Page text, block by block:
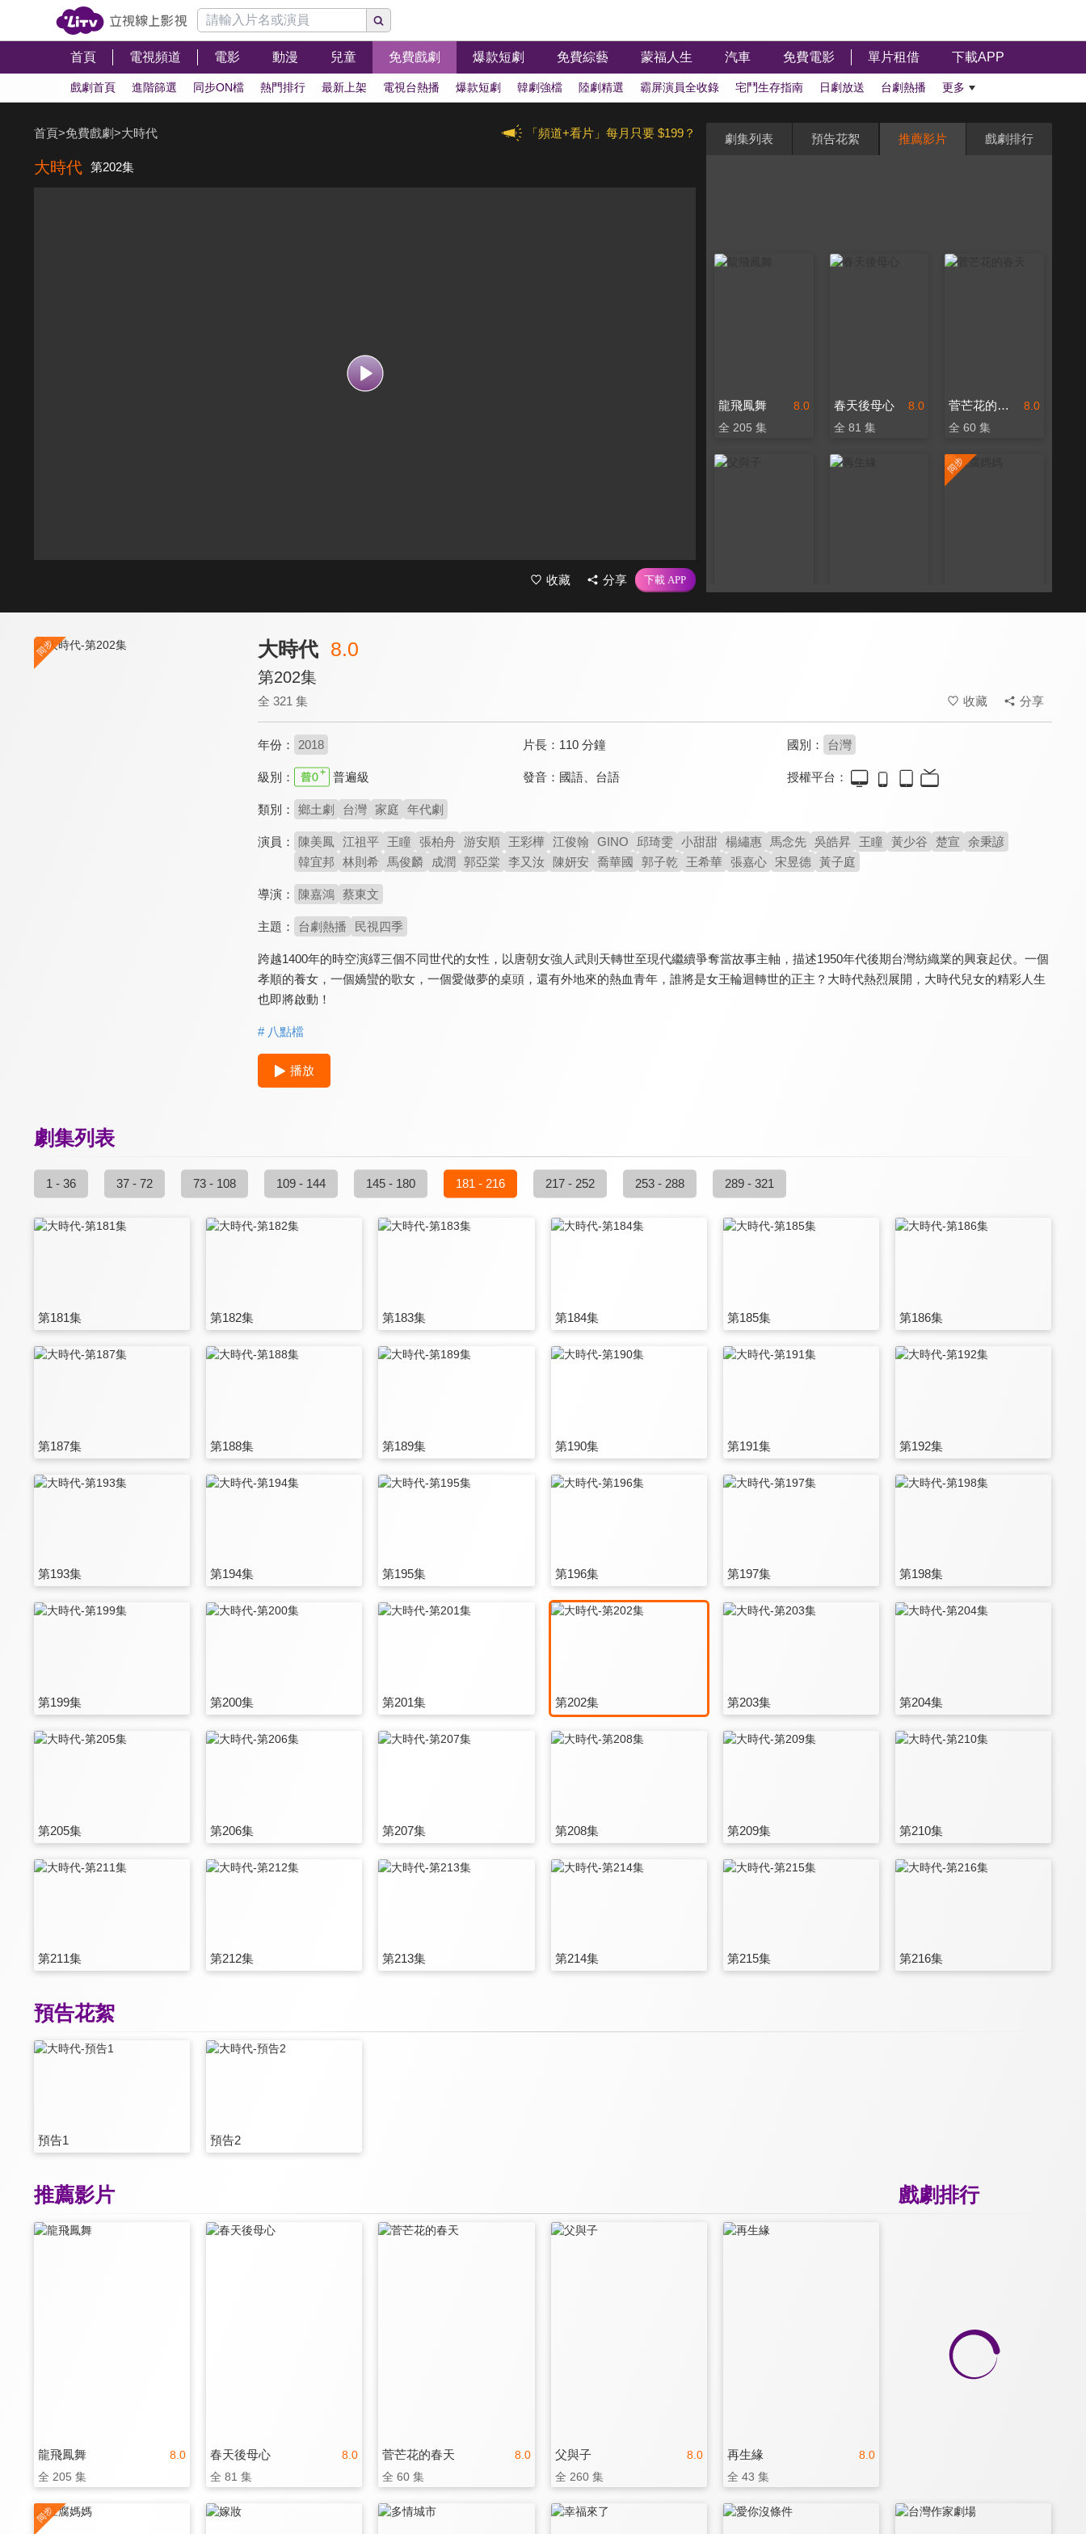
首頁 電視頻道 電影 動漫 兒童 免費戲劇 爆款短劇 免費綜藝 蒙福人生 汽車 免費電影 單片租借 下載APP
戲劇首頁 進階篩選 同步ON檔 熱門排行 最新上架 電視台熱播 爆款短劇 韓劇強檔 陸劇精選 霸屏演員全收錄 宅鬥生存指南 日劇放送 台劇熱播 更多
「頻道+看片」每月只要 $199？
首頁>免費戲劇>大時代
大時代 第202集
收藏 分享
劇集列表 預告花絮 推薦影片 戲劇排行
8.0
龍飛鳳舞
全 205 集
8.0
春天後母心
全 81 集
8.0
菅芒花的春天
全 60 集
全 324 集 全 454 集 全 260 集
大時代 8.0
第202集
全 321 集 收藏 分享
年份： 2018 片長： 110 分鐘 國別： 台灣
級別： 普遍級 發音： 國語、 台語 授權平台：
類別： 鄉土劇 台灣 家庭 年代劇
演員： 陳美鳳 江祖平 王瞳 張柏舟 游安順 王彩樺 江俊翰 GINO 邱琦雯 小甜甜 楊繡惠 馬念先 吳皓昇 王瞳 黃少谷 楚宣
余秉諺
韓宜邦
林則希 馬俊麟 成潤 郭亞棠 李又汝 陳妍安 喬華國 郭子乾 王希華 張嘉心 宋昱德 黃子庭
導演： 陳嘉鴻 蔡東文
主題： 台劇熱播 民視四季
跨越1400年的時空演繹三個不同世代的女性，以唐朝女強人武則天轉世至現代繼續爭奪當故事主軸，描述1950年代後期台灣紡織業的興衰起伏。一個
孝順的養女，一個嬌蠻的歌女，一個愛做夢的桌頭，還有外地來的熱血青年，誰將是女王輪迴轉世的正主？大時代熱烈展開，大時代兒女的精彩人生
也即將啟動！
# 八點檔
播放
劇集列表
1 - 36 37 - 72 73 - 108 109 - 144 145 - 180 181 - 216 217 - 252 253 - 288 289 - 321
第181集 第182集 第183集 第184集 第185集 第186集
第187集 第188集 第189集 第190集 第191集 第192集
第193集 第194集 第195集 第196集 第197集 第198集
第199集 第200集 第201集 第202集 第203集 第204集
第205集 第206集 第207集 第208集 第209集 第210集
第211集 第212集 第213集 第214集 第215集 第216集
預告花絮
預告1 預告2
戲劇排行
推薦影片
8.0
龍飛鳳舞
全 205 集
8.0
春天後母心
全 81 集
8.0
菅芒花的春天
全 60 集
8.0
父與子
全 260 集
8.0
再生緣
全 43 集